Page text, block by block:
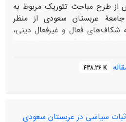
از طرح مباحث تئوریک مربوط به
عربستان سعودی از منظر
فعال و غیرفعال دینی،
از حکومت یا مخالفت با
در این کشور پرداخته خواهد
بر آن است که به دلیل نبود
فعال نخواهند شد و لذا شاهد
438.36 K